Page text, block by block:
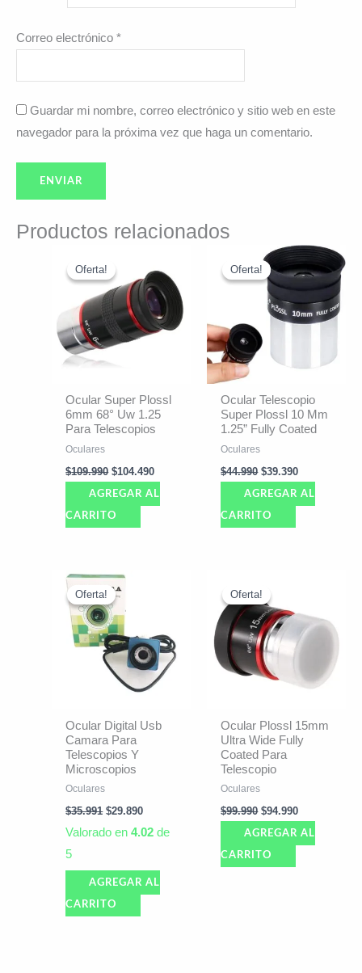
Correo electrónico *
Guardar mi nombre, correo electrónico y sitio web en este
navegador para la próxima vez que haga un comentario.
Productos relacionados
Oferta!
Oferta!
Ocular Super Plossl
6mm 68° Uw 1.25
Para Telescopios
Oculares
$109.990
original
era:
$109.990.
$104.490
actual
es:
$104.490.
AGREGAR AL
CARRITO
Oferta!
Oferta!
Ocular Telescopio
Super Plossl 10 Mm
1.25” Fully Coated
Oculares
$44.990
El
precio
original
era:
$44.990.
$39.390
El
precio
actual
es:
$39.390.
AGREGAR AL
CARRITO
Oferta!
Oferta!
Ocular Digital Usb
Camara Para
Telescopios Y
Microscopios
Oculares
$35.991
El
precio
original
era:
$35.991.
$29.890
Valorado en4.02 de
5
AGREGAR AL
CARRITO
Oferta!
Oferta!
Ocular Plossl 15mm
Ultra Wide Fully
Coated Para
Telescopio
Oculares
$99.990
precio
original
era:
$99.990.
$94.990
es:
$94.990.
AGREGAR AL
CARRITO